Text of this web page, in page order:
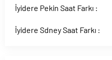
İyidere Pekin Saat Farkı :
İyidere Sdney Saat Farkı :